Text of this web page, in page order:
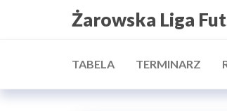
Żarowska Liga
TABELA TERMINARZ